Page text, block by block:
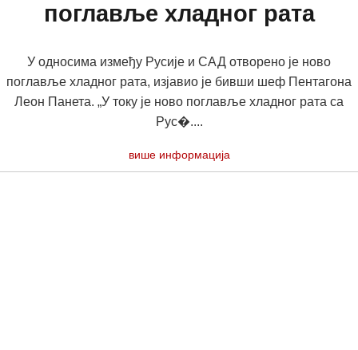
поглавље хладног рата
У односима између Русије и САД отворено је ново
поглавље хладног рата, изјавио је бивши шеф Пентагона
Леон Панета. „У току је ново поглавље хладног рата са
Рус�....
више информација